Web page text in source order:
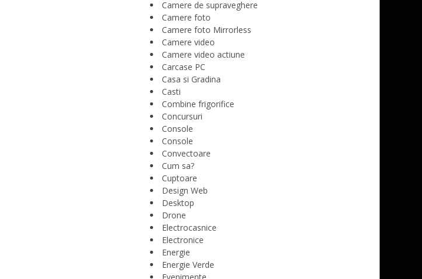
Camere de supraveghere
Camere foto
Camere foto Mirrorless
Camere video
Camere video actiune
Carcase PC
Casa si Gradina
Casti
Combine frigorifice
Concursuri
Console
Console
Convectoare
Cum sa?
Cuptoare
Design Web
Desktop
Drone
Electrocasnice
Electronice
Energie
Energie Verde